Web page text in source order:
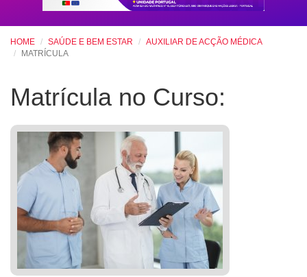
HOME SAÚDE E BEM ESTAR
AUXILIAR DE ACÇÃO MÉDICA
MATRÍCULA
Matrícula no Curso: